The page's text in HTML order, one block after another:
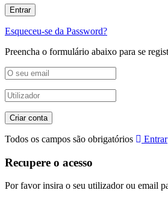
Esqueceu-se da Password?
Preencha o formulário abaixo para se
Todos os campos são obrigatórios Entrar
Recupere o acesso
Por favor insira o seu utilizador ou email